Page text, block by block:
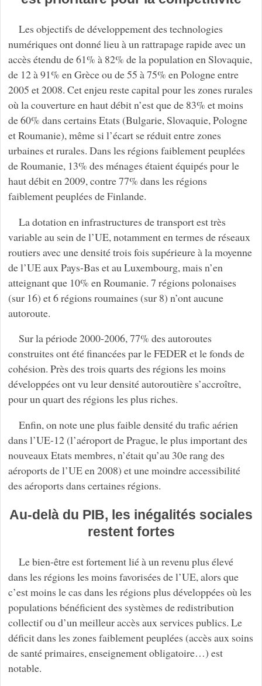
Les objectifs de développement des technologies
numériques ont donné lieu à un rattrapage rapide avec un
accès étendu de 61% à 82% de la population en Slovaquie,
de 12 à 91% en Grèce ou de 55 à 75% en Pologne entre
2005 et 2008. Cet enjeu reste capital pour les zones rurales
où la couverture en haut débit n’est que de 83% et moins
de 60% dans certains Etats (Bulgarie, Slovaquie, Pologne
et Roumanie), même si l’écart se réduit entre zones
urbaines et rurales. Dans les régions faiblement peuplées
de Roumanie, 13% des ménages étaient équipés pour le
haut débit en 2009, contre 77% dans les régions
faiblement peuplées de Finlande.
La dotation en infrastructures de transport est très
variable au sein de l’UE, notamment en termes de réseaux
routiers avec une densité trois fois supérieure à la moyenne
de l’UE aux Pays-Bas et au Luxembourg, mais n’en
atteignant que 10% en Roumanie. 7 régions polonaises
(sur 16) et 6 régions roumaines (sur 8) n’ont aucune
autoroute.
Sur la période 2000-2006, 77% des autoroutes
construites ont été financées par le FEDER et le fonds de
cohésion. Près des trois quarts des régions les moins
développées ont vu leur densité autoroutière s’accroître,
pour un quart des régions les plus riches.
Enfin, on note une plus faible densité du trafic aérien
dans l’UE-12 (l’aéroport de Prague, le plus important des
nouveaux Etats membres, n’était qu’au 30e rang des
aéroports de l’UE en 2008) et une moindre accessibilité
des aéroports dans certaines régions.
Au-delà du PIB, les inégalités sociales
restent fortes
Le bien-être est fortement lié à un revenu plus élevé
dans les régions les moins favorisées de l’UE, alors que
c’est moins le cas dans les régions plus développées où les
populations bénéficient des systèmes de redistribution
collectif ou d’un meilleur accès aux services publics. Le
déficit dans les zones faiblement peuplées (accès aux soins
de santé primaires, enseignement obligatoire…) est
notable.